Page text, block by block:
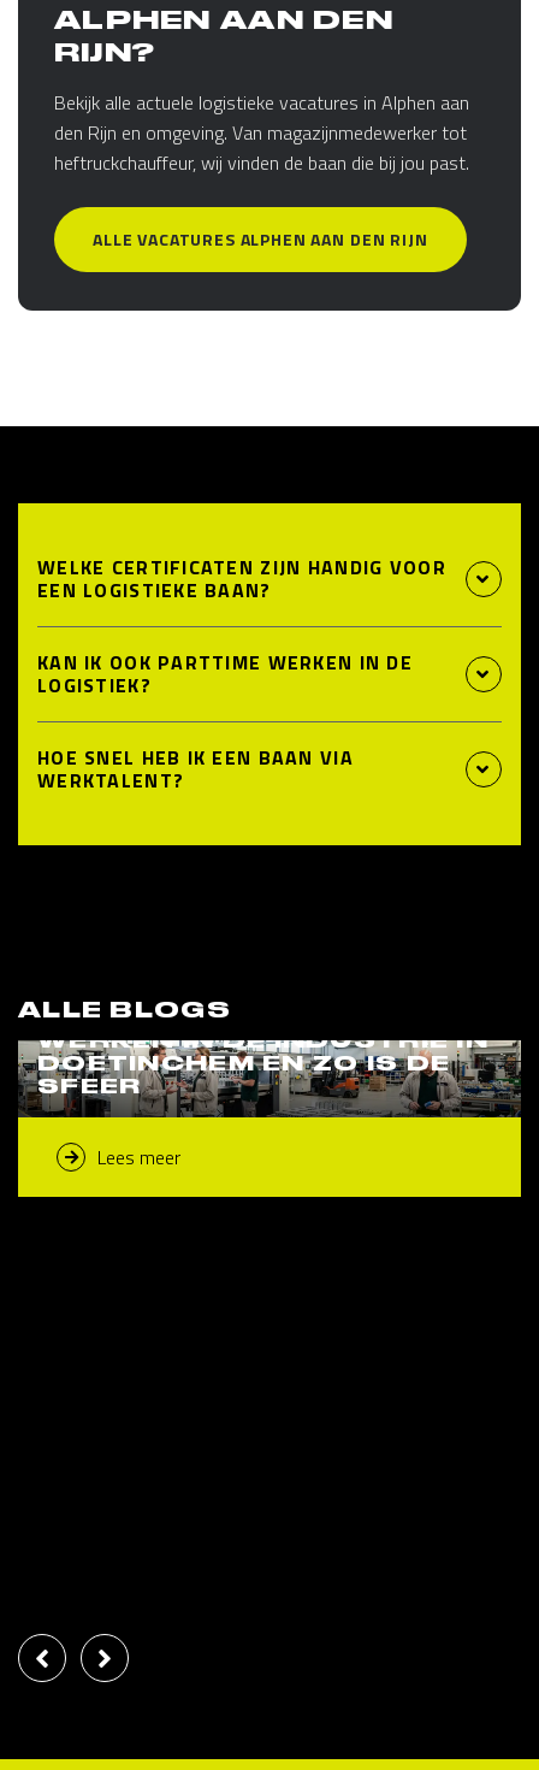
ALPHEN AAN DEN
RIJN?
Bekijk alle actuele logistieke vacatures in Alphen aan
den Rijn en omgeving. Van magazijnmedewerker tot
heftruckchauffeur, wij vinden de baan die bij jou past.
ALLE VACATURES ALPHEN AAN DEN RIJN
WELKE CERTIFICATEN ZIJN HANDIG VOOR
EEN LOGISTIEKE BAAN?
KAN IK OOK PARTTIME WERKEN IN DE
LOGISTIEK?
HOE SNEL HEB IK EEN BAAN VIA
WERKTALENT?
ALLE BLOGS
WERKEN IN DE INDUSTRIE IN
DOETINCHEM EN ZO IS DE
SFEER
Lees meer